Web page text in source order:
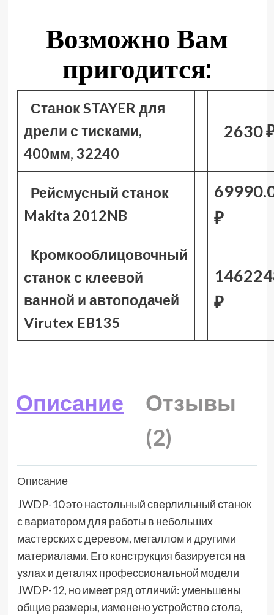
Возможно Вам
пригодится:
Станок STAYER для
дрели с тисками,
400мм, 32240
2630
Рейсмусный станок
Makita 2012NB
₽
Кромкооблицовочный
станок с клеевой
ванной и автоподачей
Virutex EB135
₽
Описание
Отзывы
(2)
Описание
JWDP-10 это настольный сверлильный станок
с вариатором для работы в небольших
мастерских с деревом, металлом и другими
материалами. Его конструкция базируется на
узлах и деталях профессиональной модели
JWDP-12, но имеет ряд отличий: уменьшены
общие размеры, изменено устройство стола,